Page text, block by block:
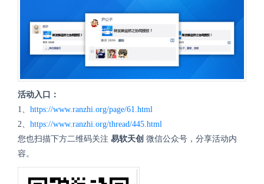
活动入口：
1、 https://www.ranzhi.org/page/61.html
2、 https://www.ranzhi.org/thread/445.html
您也扫描下方二维码关注 易软天创 微信公众号，分享活动内
容。